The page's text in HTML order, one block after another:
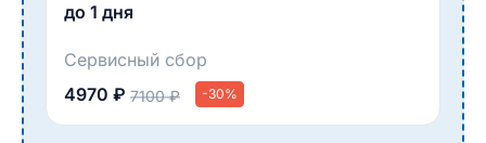
до 1 дня
Сервисный сбор
4970 ₽ 7100 ₽ -30%